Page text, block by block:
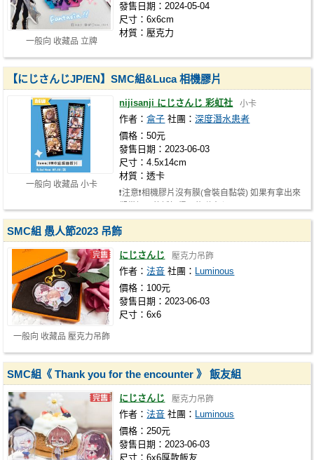
一般向 收藏品 立牌
發售日期：2024-05-04
尺寸：6x6cm
材質：壓克力
一般向 收藏品 小卡
【にじさんじJP/EN】SMC組&Luca 相機膠片
nijisanji にじさんじ 彩虹社 小卡
作者：盒子 社團：深度潛水患者
價格：50元
發售日期：2023-06-03
尺寸：4.5x14cm
材質：透卡
❗️注意❗️相機膠片沒有膜(會裝自黏袋) 如果有拿出來
一般向 收藏品 壓克力吊飾
SMC組 愚人節2023 吊飾
にじさんじ 壓克力吊飾
作者：法音 社團： Luminous
價格：100元
發售日期：2023-06-03
尺寸：6x6
SMC組《 Thank you for the encounter 》 飯友組
にじさんじ 壓克力吊飾
作者：法音 社團： Luminous
價格：250元
發售日期：2023-06-03
尺寸：6x6厚款飯友